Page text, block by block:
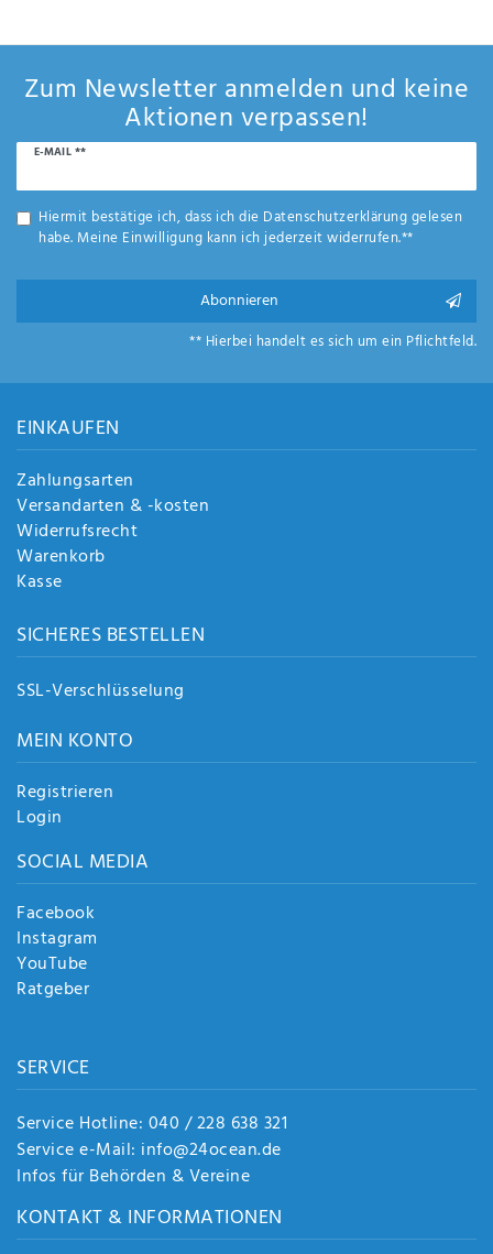
Zum Newsletter anmelden und keine
Aktionen verpassen!
E-MAIL **
Newsletter
Hiermit bestätige ich, dass ich die Daten­schutz­erklärunggelesen
habe. Meine Einwilligung kann ich jederzeit widerrufen.**
Abonnieren
** Hierbei handelt es sich um ein Pflichtfeld.
EINKAUFEN
Zahlungsarten
Versandarten & -kosten
Widerrufsrecht
Warenkorb
Kasse
SICHERES BESTELLEN
SSL-Verschlüsselung
MEIN KONTO
Registrieren
Login
SOCIAL MEDIA
Facebook
Instagram
YouTube
Ratgeber
SERVICE
Service Hotline: 040 / 228 638 321
Service e-Mail: info@24ocean.de
Infos für Behörden & Vereine
KONTAKT & INFORMATIONEN